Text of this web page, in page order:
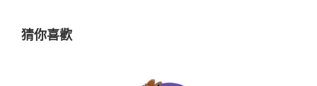
猜你喜歡